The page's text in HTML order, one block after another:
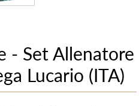
- Set Allenatore
Lucario (ITA)